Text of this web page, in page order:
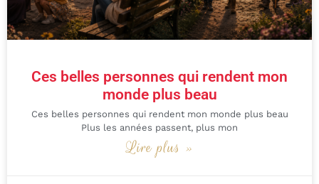
Ces belles personnes qui rendent mon
monde plus beau
Ces belles personnes qui rendent mon monde plus beau
Plus les années passent, plus mon
Lire plus »